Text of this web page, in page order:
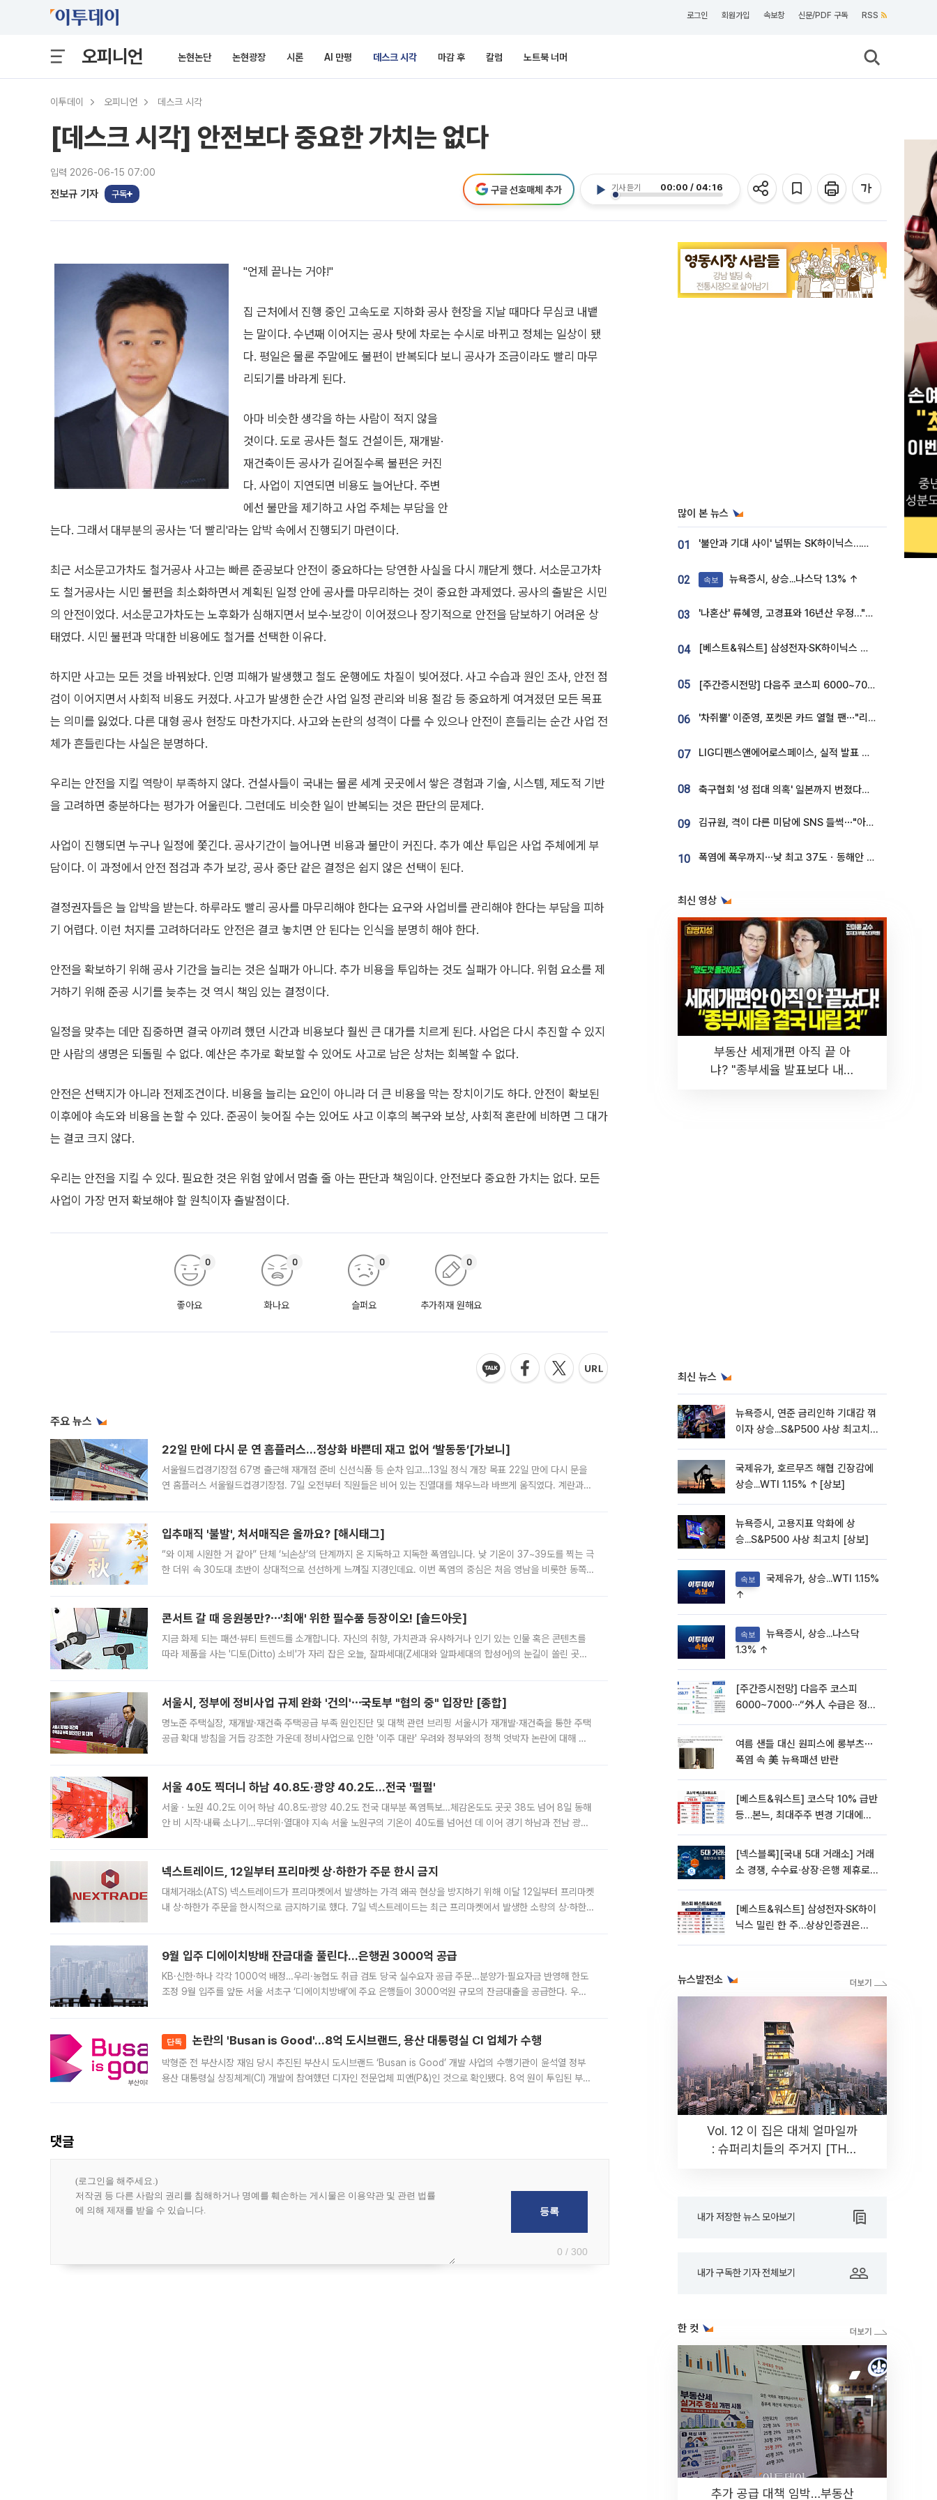
로그인 회원가입 속보창 신문/PDF 구독 RSS
오피니언 논현논단 논현광장 시론 AI 만평 데스크 시각 마감 후 칼럼 노트북 너머
이투데이 오피니언 데스크 시각
[데스크 시각] 안전보다 중요한 가치는 없다
입력 2026-06-15 07:00
전보규 기자 구독
기사 듣기 00:00 / 04:16
구글 선호매체 추가
"언제 끝나는 거야!"
집 근처에서 진행 중인 고속도로 지하화 공사 현장을 지날 때마다 무심코 내뱉
는 말이다. 수년째 이어지는 공사 탓에 차로는 수시로 바뀌고 정체는 일상이 됐
다. 평일은 물론 주말에도 불편이 반복되다 보니 공사가 조금이라도 빨리 마무
리되기를 바라게 된다.
아마 비슷한 생각을 하는 사람이 적지 않을
것이다. 도로 공사든 철도 건설이든, 재개발·
재건축이든 공사가 길어질수록 불편은 커진
다. 사업이 지연되면 비용도 늘어난다. 주변
에선 불만을 제기하고 사업 주체는 부담을 안
는다. 그래서 대부분의 공사는 '더 빨리'라는 압박 속에서 진행되기 마련이다.
최근 서소문고가차도 철거공사 사고는 빠른 준공보다 안전이 중요하다는 당연한 사실을 다시 깨닫게 했다. 서소문고가차
도 철거공사는 시민 불편을 최소화하면서 계획된 일정 안에 공사를 마무리하는 것이 중요한 과제였다. 공사의 출발은 시민
의 안전이었다. 서소문고가차도는 노후화가 심해지면서 보수·보강이 이어졌으나 장기적으로 안전을 담보하기 어려운 상
태였다. 시민 불편과 막대한 비용에도 철거를 선택한 이유다.
하지만 사고는 모든 것을 바꿔놨다. 인명 피해가 발생했고 철도 운행에도 차질이 빚어졌다. 사고 수습과 원인 조사, 안전 점
검이 이어지면서 사회적 비용도 커졌다. 사고가 발생한 순간 사업 일정 관리와 비용 절감 등 중요하게 여겨졌던 모든 목표
는 의미를 잃었다. 다른 대형 공사 현장도 마찬가지다. 사고와 논란의 성격이 다를 수 있으나 안전이 흔들리는 순간 사업 전
체가 흔들린다는 사실은 분명하다.
우리는 안전을 지킬 역량이 부족하지 않다. 건설사들이 국내는 물론 세계 곳곳에서 쌓은 경험과 기술, 시스템, 제도적 기반
을 고려하면 충분하다는 평가가 어울린다. 그런데도 비슷한 일이 반복되는 것은 판단의 문제다.
사업이 진행되면 누구나 일정에 쫓긴다. 공사기간이 늘어나면 비용과 불만이 커진다. 추가 예산 투입은 사업 주체에게 부
담이다. 이 과정에서 안전 점검과 추가 보강, 공사 중단 같은 결정은 쉽지 않은 선택이 된다.
결정권자들은 늘 압박을 받는다. 하루라도 빨리 공사를 마무리해야 한다는 요구와 사업비를 관리해야 한다는 부담을 피하
기 어렵다. 이런 처지를 고려하더라도 안전은 결코 놓치면 안 된다는 인식을 분명히 해야 한다.
안전을 확보하기 위해 공사 기간을 늘리는 것은 실패가 아니다. 추가 비용을 투입하는 것도 실패가 아니다. 위험 요소를 제
거하기 위해 준공 시기를 늦추는 것 역시 책임 있는 결정이다.
일정을 맞추는 데만 집중하면 결국 아끼려 했던 시간과 비용보다 훨씬 큰 대가를 치르게 된다. 사업은 다시 추진할 수 있지
만 사람의 생명은 되돌릴 수 없다. 예산은 추가로 확보할 수 있어도 사고로 남은 상처는 회복할 수 없다.
안전은 선택지가 아니라 전제조건이다. 비용을 늘리는 요인이 아니라 더 큰 비용을 막는 장치이기도 하다. 안전이 확보된
이후에야 속도와 비용을 논할 수 있다. 준공이 늦어질 수는 있어도 사고 이후의 복구와 보상, 사회적 혼란에 비하면 그 대가
는 결코 크지 않다.
우리는 안전을 지킬 수 있다. 필요한 것은 위험 앞에서 멈출 줄 아는 판단과 책임이다. 안전보다 중요한 가치는 없다. 모든
사업이 가장 먼저 확보해야 할 원칙이자 출발점이다.
좋아요
0
화나요
0
슬퍼요
0
추가취재 원해요
0
주요 뉴스
22일 만에 다시 문 연 홈플러스…정상화 바쁜데 재고 없어 ‘발동동’[가보니]
서울월드컵경기장점 67명 출근해 재개점 준비 신선식품 등 순차 입고…13일 정식 개장 목표 22일 만에 다시 문을
연 홈플러스 서울월드컵경기장점. 7일 오전부터 직원들은 비어 있는 진열대를 채우느라 바쁘게 움직였다. 계란과
입추매직 '불발', 처서매직은 올까요? [해시태그]
“와 이제 시원한 거 같아” 단체 ‘뇌손상’의 단계까지 온 지독하고 지독한 폭염입니다. 낮 기온이 37~39도를 찍는 극
한 더위 속 30도대 초반이 상대적으로 선선하게 느껴질 지경인데요. 이번 폭염의 중심은 처음 영남을 비롯한 동쪽
콘서트 갈 때 응원봉만?⋯'최애' 위한 필수품 등장이오! [솔드아웃]
지금 화제 되는 패션·뷰티 트렌드를 소개합니다. 자신의 취향, 가치관과 유사하거나 인기 있는 인물 혹은 콘텐츠를
따라 제품을 사는 '디토(Ditto) 소비'가 자리 잡은 오늘, 잘파세대(Z세대와 알파세대의 합성어)의 눈길이 쏠린 곳은
서울시, 정부에 정비사업 규제 완화 '건의'⋯국토부 "협의 중" 입장만 [종합]
명노준 주택실장, 재개발·재건축 주택공급 부족 원인진단 및 대책 관련 브리핑 서울시가 재개발·재건축을 통한 주택
공급 확대 방침을 거듭 강조한 가운데 정비사업으로 인한 '이주 대란' 우려와 정부와의 정책 엇박자 논란에 대해 정
서울 40도 찍더니 하남 40.8도·광양 40.2도…전국 '펄펄'
서울ㆍ노원 40.2도 이어 하남 40.8도·광양 40.2도 전국 대부분 폭염특보…체감온도도 곳곳 38도 넘어 8일 동해
안 비 시작·내륙 소나기…무더위·열대야 지속 서울 노원구의 기온이 40도를 넘어선 데 이어 경기 하남과 전남 광양
넥스트레이드, 12일부터 프리마켓 상·하한가 주문 한시 금지
대체거래소(ATS) 넥스트레이드가 프리마켓에서 발생하는 가격 왜곡 현상을 방지하기 위해 이달 12일부터 프리마켓
내 상·하한가 주문을 한시적으로 금지하기로 했다. 7일 넥스트레이드는 최근 프리마켓에서 발생한 소량의 상·하한
9월 입주 디에이치방배 잔금대출 풀린다…은행권 3000억 공급
KB·신한·하나 각각 1000억 배정…우리·농협도 취급 검토 당국 실수요자 공급 주문…분양가·필요자금 반영해 한도
조정 9월 입주를 앞둔 서울 서초구 ‘디에이치방배’에 주요 은행들이 3000억원 규모의 잔금대출을 공급한다. 우리
단독 논란의 'Busan is Good'…8억 도시브랜드, 용산 대통령실 CI 업체가 수행
박형준 전 부산시장 재임 당시 추진된 부산시 도시브랜드 ‘Busan is Good’ 개발 사업의 수행기관이 윤석열 정부
용산 대통령실 상징체계(CI) 개발에 참여했던 디자인 전문업체 피앤(P&)인 것으로 확인됐다. 8억 원이 투입된 부산
댓글
0 / 300
많이 본 뉴스
01 '불안과 기대 사이' 널뛰는 SK하이닉스…증권가 "HBM4·LTA 기반 펀터멘털 견고"
02 속보 뉴욕증시, 상승...나스닥 1.3% ↑
03 '나혼산' 류혜영, 고경표와 16년산 우정…"자취방서 부모님과 마주쳐"
04 [베스트&워스트] 삼성전자·SK하이닉스 밀린 한 주…상상인증권은 85% 급등
05 [주간증시전망] 다음주 코스피 6000~7000⋯“外人 수급은 정책이 변수”
06 '차쥐뿔' 이준영, 포켓몬 카드 열혈 팬⋯"리셀러 처단할 것"
07 LIG디펜스앤에어로스페이스, 실적 발표 후 급락→반등⋯증권가 “28년까지 튼튼”
08 축구협회 '성 접대 의혹' 일본까지 번졌다…日 심판 실명 공개
09 김규원, 격이 다른 미담에 SNS 들썩⋯"아이 속옷 빨고 졸업식도 참석"
10 폭염에 폭우까지⋯낮 최고 37도ㆍ동해안 강한 비 [날씨]
최신 영상
부동산 세제개편 아직 끝 아
냐? "종부세율 발표보다 내릴
최신 뉴스
뉴욕증시, 연준 금리인하 기대감 꺾
이자 상승...S&P500 사상 최고치
국제유가, 호르무즈 해협 긴장감에
상승...WTI 1.15% ↑[상보]
뉴욕증시, 고용지표 악화에 상
승...S&P500 사상 최고치 [상보]
속보
↑
속보
1.3% ↑
[주간증시전망] 다음주 코스피
6000~7000⋯“外人 수급은 정책
여름 샌들 대신 원피스에 롱부츠⋯
폭염 속 美 뉴욕패션 반란
[베스트&워스트] 코스닥 10% 급반
등…본느, 최대주주 변경 기대에
[넥스블록][국내 5대 거래소] 거래
소 경쟁, 수수료∙상장∙은행 제휴로
[베스트&워스트] 삼성전자·SK하이
닉스 밀린 한 주…상상인증권은
뉴스발전소
Vol. 12 이 집은 대체 얼마일까
: 슈퍼리치들의 주거지 [THE
내가 저장한 뉴스 모아보기
내가 구독한 기자 전체보기
한 컷
추가 공급 대책 임박…부동산